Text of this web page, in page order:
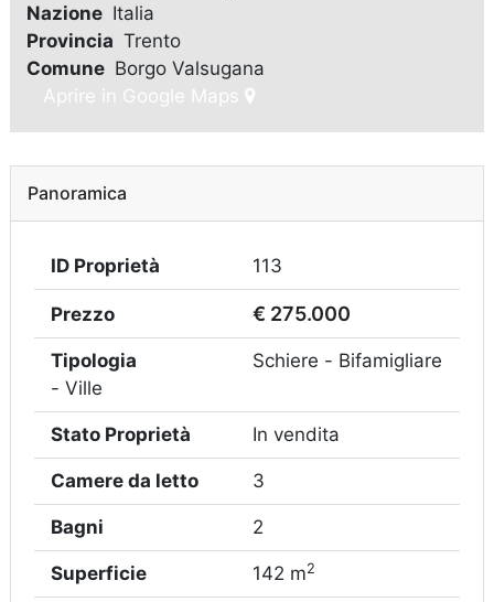
Nazione Italia
Provincia Trento
Comune Borgo Valsugana
Aprire in Google Maps
Panoramica
ID Proprietà 113
Prezzo € 275.000
Tipologia
Schiere - Bifamigliare
- Ville
Stato Proprietà In vendita
Camere da letto 3
Bagni 2
Superficie 142 m2